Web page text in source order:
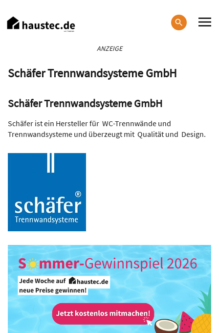
zum
Inhalt
ANZEIGE
Schäfer Trennwandsysteme GmbH
Schäfer Trennwandsysteme GmbH
Schäfer ist ein Hersteller für WC-Trennwände und
Trennwandsysteme und überzeugt mit Qualität und Design.